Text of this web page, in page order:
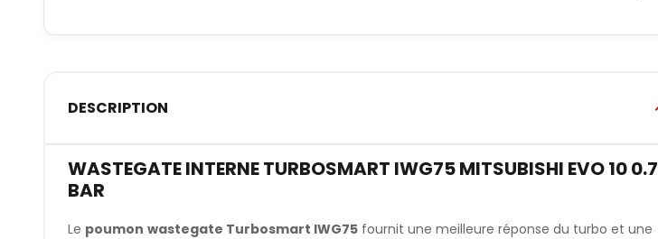
DESCRIPTION
WASTEGATE INTERNE TURBOSMART IWG75 MITSUBISHI EVO 10 0.7
BAR
Le poumon wastegate Turbosmart IWG75fournit une meilleure réponse du turbo et une